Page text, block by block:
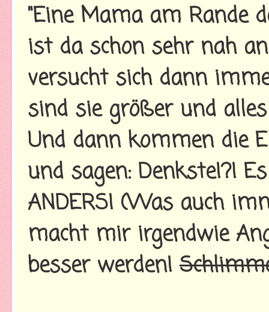
"Eine Mama am Rande
ist da schon sehr nah
versucht sich dann
sind sie größer und
Und dann kommen die
und sagen: Denkste!?!
ANDERS! (Was auch
macht mir irgendwie
besser werden!